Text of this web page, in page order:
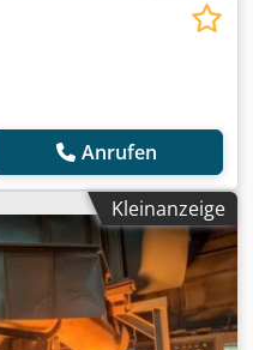
Anrufen
Kleinanzeige